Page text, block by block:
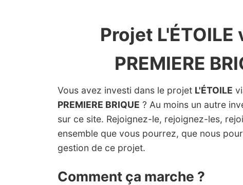
Projet L'ÉTOILE
PREMIERE
Vous avez investi dans le projet L'ÉTOILE
PREMIERE BRIQUE ? Au moins un autre
sur ce site. Rejoignez-le, rejoignez-les,
ensemble que vous pourrez, que nous
gestion de ce projet.
Comment ça marche ?